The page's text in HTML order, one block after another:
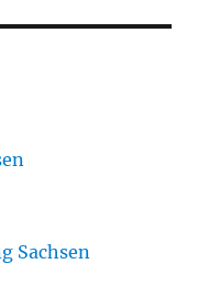
Sachsen